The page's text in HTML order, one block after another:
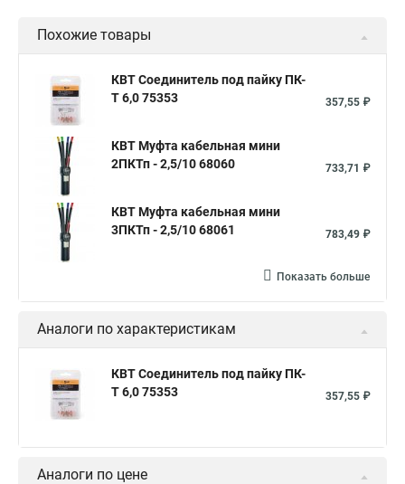
Похожие товары
КВТ Соединитель под пайку ПК-
Т 6,0 75353
357,55 ₽
КВТ Муфта кабельная мини
2ПКТп - 2,5/10 68060
733,71 ₽
КВТ Муфта кабельная мини
3ПКТп - 2,5/10 68061
783,49 ₽
Показать больше
Аналоги по характеристикам
КВТ Соединитель под пайку ПК-
Т 6,0 75353
357,55 ₽
Аналоги по цене